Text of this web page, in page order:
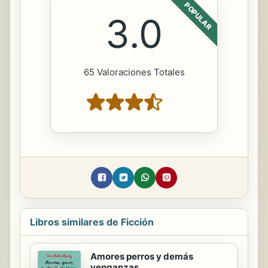
POPULAR
3.0
65 Valoraciones Totales
Libros similares de Ficción
Amores perros y demás